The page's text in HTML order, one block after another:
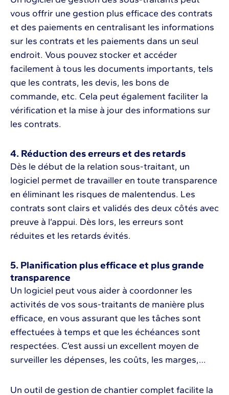
vous offrir une gestion plus efficace des contrats
et des paiements en centralisant les informations
sur les contrats et les paiements dans un seul
endroit. Vous pouvez stocker et accéder
facilement à tous les documents importants, tels
que les contrats, les devis, les bons de
commande, etc. Cela peut également faciliter la
vérification et la mise à jour des informations sur
les contrats.
4. Réduction des erreurs et des retards
Dès le début de la relation sous-traitant, un
logiciel permet de travailler en toute transparence
en éliminant les risques de malentendus. Les
contrats sont clairs et validés des deux côtés avec
preuve à l’appui. Dès lors, les erreurs sont
réduites et les retards évités.
5. Planification plus efficace et plus grande
transparence
Un logiciel peut vous aider à coordonner les
activités de vos sous-traitants de manière plus
efficace, en vous assurant que les tâches sont
effectuées à temps et que les échéances sont
respectées. C’est aussi un excellent moyen de
surveiller les dépenses, les coûts, les marges,…
Un outil de gestion de chantier complet facilite la